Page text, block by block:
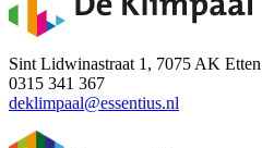
Sint Lidwinastraat 1, 7075 AK Etten
0315 341 367
deklimpaal@essentius.nl